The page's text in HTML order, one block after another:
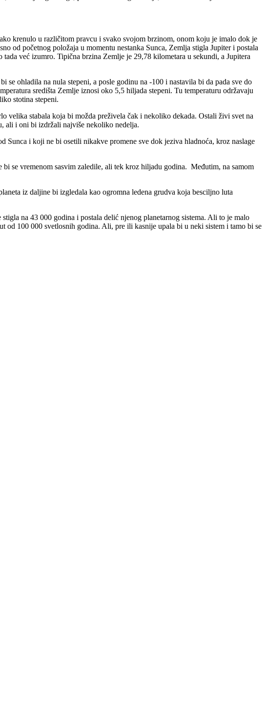
krenulo u različitom pravcu i svako svojom brzinom, onom koju je imalo dok je
od početnog položaja u momentu nestanka Sunca, Zemlja stigla Jupiter i postala
već izumro. Tipična brzina Zemlje je 29,78 kilometara u sekundi, a Jupitera
se ohladila na nula stepeni, a posle godinu na -100 i nastavila bi da pada sve do
središta Zemlje iznosi oko 5,5 hiljada stepeni. Tu temperaturu održavaju
stotina stepeni.
velika stabala koja bi možda preživela čak i nekoliko dekada. Ostali živi svet na
ali i oni bi izdržali najviše nekoliko nedelja.
Sunca i koji ne bi osetili nikakve promene sve dok jeziva hladnoća, kroz naslage
se vremenom sasvim zaledile, ali tek kroz hiljadu godina. Međutim, na samom
iz daljine bi izgledala kao ogromna ledena grudva koja besciljno luta
na 43 000 godina i postala delić njenog planetarnog sistema. Ali to je malo
100 000 svetlosnih godina. Ali, pre ili kasnije upala bi u neki sistem i tamo bi se